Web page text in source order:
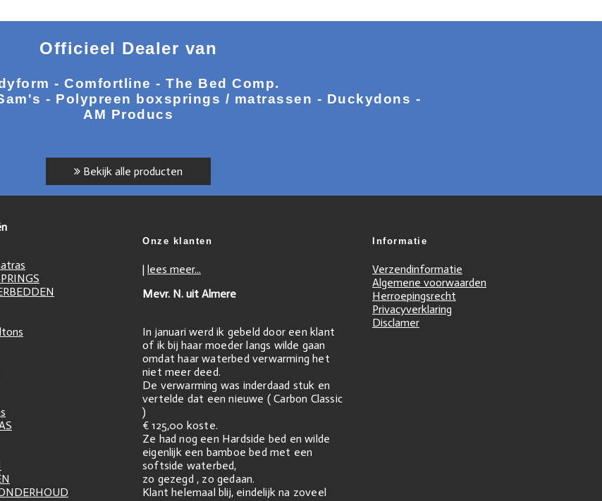
Officieel Dealer van
- Comfortline - The Bed Comp.
- Polypreen boxsprings / matrassen - Duckydons -
AM Producs
Bekijk alle producten
Onze klanten
| lees meer...
Mevr. N. uit Almere
In januari werd ik gebeld door een klant
of ik bij haar moeder langs wilde gaan
omdat haar waterbed verwarming het
niet meer deed.
De verwarming was inderdaad stuk en
vertelde dat een nieuwe ( Carbon Classic
)
€ 125,00 koste.
Ze had nog een Hardside bed en wilde
eigenlijk een bamboe bed met een
softside waterbed,
zo gezegd , zo gedaan.
Klant helemaal blij, eindelijk na zoveel
Informatie
Verzendinformatie
Algemene voorwaarden
Herroepingsrecht
Privacyverklaring
Disclamer